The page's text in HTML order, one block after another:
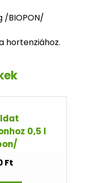
/BIOPON/
hortenziához.
0,5 l
Ft